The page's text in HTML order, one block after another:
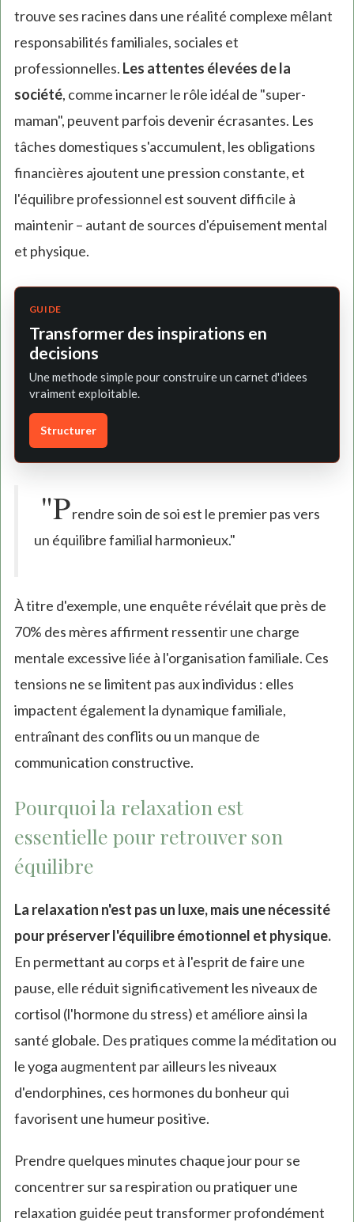
trouve ses racines dans une réalité complexe mêlant
responsabilités familiales, sociales et
professionnelles. Les attentes élevées de la
société, comme incarner le rôle idéal de "super-
maman", peuvent parfois devenir écrasantes. Les
tâches domestiques s'accumulent, les obligations
financières ajoutent une pression constante, et
l'équilibre professionnel est souvent difficile à
maintenir – autant de sources d'épuisement mental
et physique.
GUIDE
Transformer des inspirations en
decisions
Une methode simple pour construire un carnet d'idees
vraiment exploitable.
Structurer
"Prendre soin de soi est le premier pas vers
un équilibre familial harmonieux."
À titre d'exemple, une enquête révélait que près de
70% des mères affirment ressentir une charge
mentale excessive liée à l'organisation familiale. Ces
tensions ne se limitent pas aux individus : elles
impactent également la dynamique familiale,
entraînant des conflits ou un manque de
communication constructive.
Pourquoi la relaxation est
essentielle pour retrouver son
équilibre
La relaxation n'est pas un luxe, mais une nécessité
pour préserver l'équilibre émotionnel et physique.
En permettant au corps et à l'esprit de faire une
pause, elle réduit significativement les niveaux de
cortisol (l'hormone du stress) et améliore ainsi la
santé globale. Des pratiques comme la méditation ou
le yoga augmentent par ailleurs les niveaux
d'endorphines, ces hormones du bonheur qui
favorisent une humeur positive.
Prendre quelques minutes chaque jour pour se
concentrer sur sa respiration ou pratiquer une
relaxation guidée peut transformer profondément